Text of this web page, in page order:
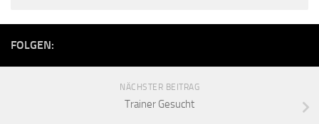
FOLGEN:
NÄCHSTER BEITRAG
Trainer Gesucht